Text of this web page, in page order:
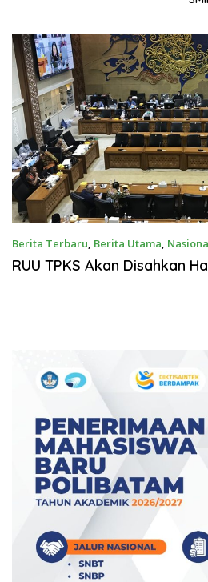
Berita Terbaru, Berita Utama,
RUU TPKS Akan Disahkan